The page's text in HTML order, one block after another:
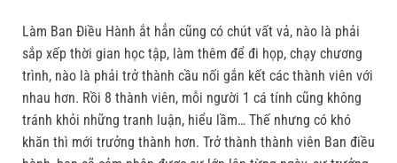
Làm Ban Điều Hành ắt hẳn cũng có chút vất vả, nào là phải
sắp xếp thời gian học tập, làm thêm để đi họp, chạy chương
trình, nào là phải trở thành cầu nối gắn kết các thành viên với
nhau hơn. Rồi 8 thành viên, mỗi người 1 cá tính cũng không
tránh khỏi những tranh luận, hiểu lầm… Thế nhưng có khó
khăn thì mới trưởng thành hơn. Trở thành thành viên Ban điều